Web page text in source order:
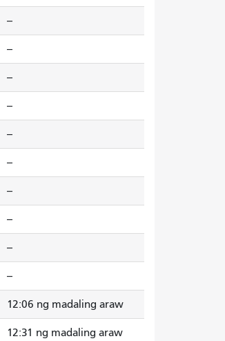
--
--
--
--
--
--
--
--
--
--
12:06 ng madaling araw
12:31 ng madaling araw